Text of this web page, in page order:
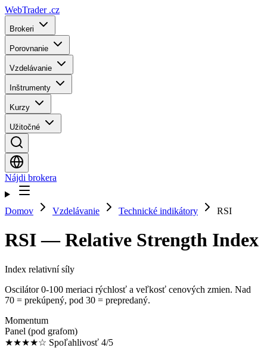
WebTrader .cz
Brokeri
Porovnanie
Vzdelávanie
Inštrumenty
Kurzy
Užitočné
Nájdi brokera
Domov Vzdelávanie Technické indikátory RSI
RSI — Relative Strength Index
Index relativní síly
Oscilátor 0-100 meriaci rýchlosť a veľkosť cenových zmien. Nad
70 = prekúpený, pod 30 = prepredaný.
Momentum
Panel (pod grafom)
★★★★☆ Spoľahlivosť 4/5